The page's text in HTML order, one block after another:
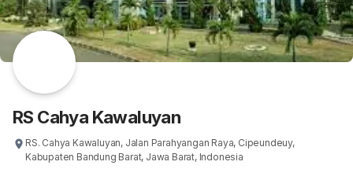
RS Cahya Kawaluyan
RS. Cahya Kawaluyan, Jalan Parahyangan Raya, Cipeundeuy,
Kabupaten Bandung Barat, Jawa Barat, Indonesia